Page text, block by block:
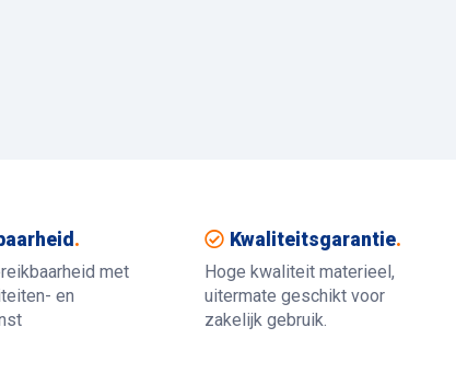
.
met
en
Kwaliteitsgarantie.
Hoge kwaliteit materieel,
uitermate geschikt voor
zakelijk gebruik.